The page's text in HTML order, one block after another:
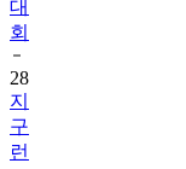
28
지
구
런
:
더